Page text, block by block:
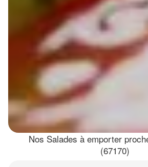
Nos Salades à emporter
(67170)